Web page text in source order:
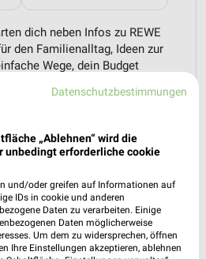
dich neben Infos zu REWE
den Familienalltag, Ideen zur
Wege, dein Budget
& Angebote App
griffbereit – mit der kostenlosen
für iOS & Android.
Datenschutzbestimmungen
„Ablehnen“ wird die
unbedingt erforderliche cookie
und/oder greifen auf Informationen auf
IDs in cookie und anderen
Daten zu verarbeiten. Einige
Daten möglicherweise
Um dem zu widersprechen, öffnen
Ihre Einstellungen akzeptieren, ablehnen